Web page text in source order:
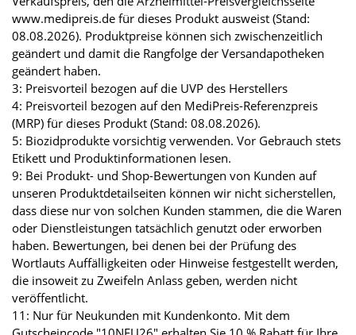
www.medipreis.de für dieses Produkt ausweist (Stand:
08.08.2026). Produktpreise können sich zwischenzeitlich
geändert und damit die Rangfolge der Versandapotheken
geändert haben.
3: Preisvorteil bezogen auf die UVP des Herstellers
4: Preisvorteil bezogen auf den MediPreis-Referenzpreis
(MRP) für dieses Produkt (Stand: 08.08.2026).
5: Biozidprodukte vorsichtig verwenden. Vor Gebrauch stets
Etikett und Produktinformationen lesen.
9: Bei Produkt- und Shop-Bewertungen von Kunden auf
unseren Produktdetailseiten können wir nicht sicherstellen,
dass diese nur von solchen Kunden stammen, die die Waren
oder Dienstleistungen tatsächlich genutzt oder erworben
haben. Bewertungen, bei denen bei der Prüfung des
Wortlauts Auffälligkeiten oder Hinweise festgestellt werden,
die insoweit zu Zweifeln Anlass geben, werden nicht
veröffentlicht.
11: Nur für Neukunden mit Kundenkonto. Mit dem